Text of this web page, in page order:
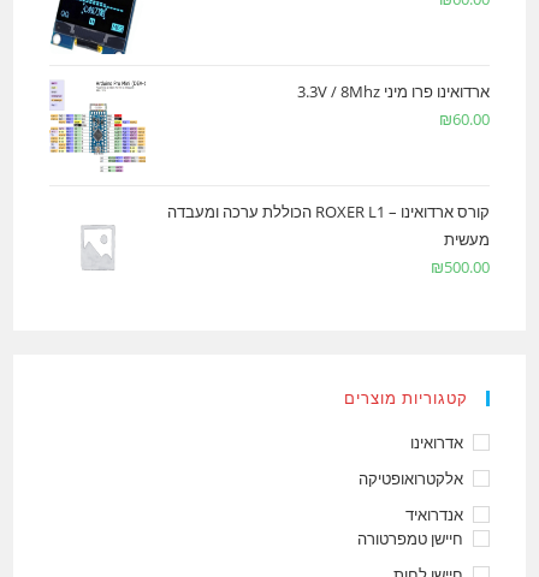
ארדואינו פרו מיני 3.3V / 8Mhz
₪60.00
קורס ארדואינו – ROXER L1 הכוללת ערכה ומעבדה
מעשית
₪500.00
קטגוריות מוצרים
אדרואינו
אלקטרואופטיקה
אנדרואיד
חיישן טמפרטורה